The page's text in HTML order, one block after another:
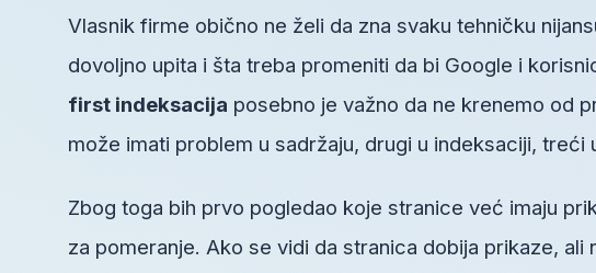
Vlasnik firme obično ne želi da zna svaku tehničku
dovoljno upita i šta treba promeniti da bi Google i
first indeksacija posebno je važno da ne krenemo od
može imati problem u sadržaju, drugi u indeksaciji, treći
Zbog toga bih prvo pogledao koje stranice već imaju
za pomeranje. Ako se vidi da stranica dobija prikaze,